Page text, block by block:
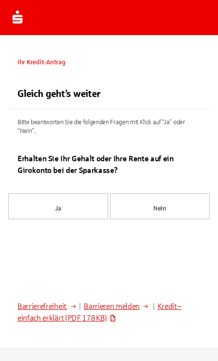
Ihr Kredit-Antrag
Gleich geht’s weiter
Bitte beantworten Sie die folgenden Fragen mit Klick auf “Ja” oder
“Nein”.
Erhalten Sie Ihr Gehalt oder Ihre Rente auf ein
Girokonto bei der Sparkasse?
Ja Nein
Barrierefreiheit Barrieren melden
Kredit –
einfach erklärt (PDF 178 KB)